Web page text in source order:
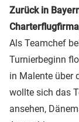
Zurück in
Als Teamchef
Turnierbeginn
in Malente über
wollte sich das
ansehen,